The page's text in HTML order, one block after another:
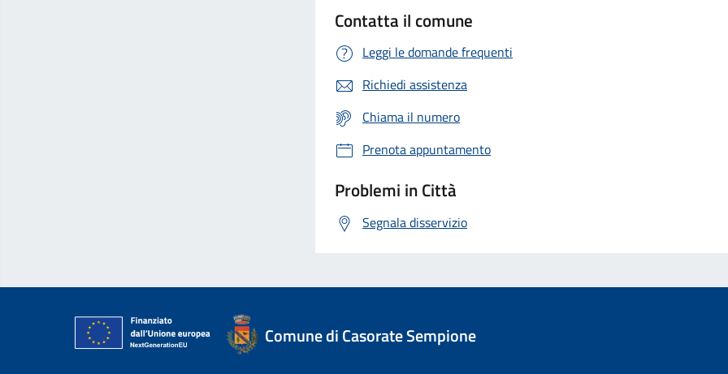
Contatta il comune
Leggi le domande frequenti
Richiedi assistenza
Chiama il numero
Prenota appuntamento
Problemi in Città
Segnala disservizio
Comune di Casorate Sempione